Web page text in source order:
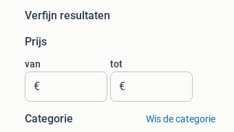
Verfijn resultaten
Prijs
van
€
tot
€
Categorie Wis de categorie